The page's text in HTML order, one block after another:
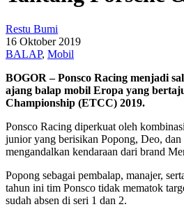
Restu Bumi
16 Oktober 2019
BALAP, Mobil
BOGOR – Ponsco Racing menjadi
ajang balap mobil Eropa yang
Championship (ETCC) 2019.
Ponsco Racing diperkuat oleh
junior yang berisikan Popong, Deo,
mengandalkan kendaraan dari brand
Popong sebagai pembalap, manajer,
tahun ini tim Ponsco tidak mematok
sudah absen di seri 1 dan 2.